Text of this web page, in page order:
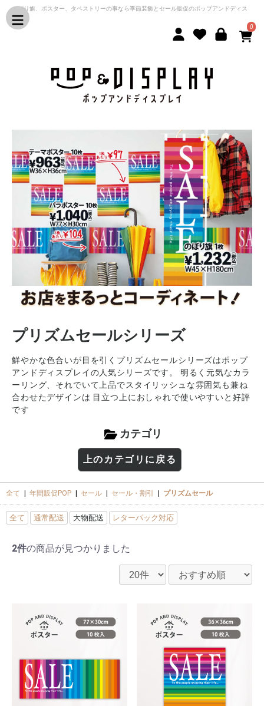
のぼり旗、ポスター、タペストリーの事なら季節装飾とセール販促のポップアンドディス
プレイ
0
プリズムセールシリーズ
鮮やかな色合いが目を引くプリズムセールシリーズはポップ
アンドディスプレイの人気シリーズです。 明るく元気なカラ
ーリング、それでいて上品でスタイリッシュな雰囲気も兼ね
合わせたデザインは 目立つ上におしゃれで使いやすいと好評
です
カテゴリ
上のカテゴリに戻る
全て | 年間販促POP | セール | セール・割引 | プリズムセール
全て 通常配送 大物配送 レターパック対応
2件の商品が見つかりました